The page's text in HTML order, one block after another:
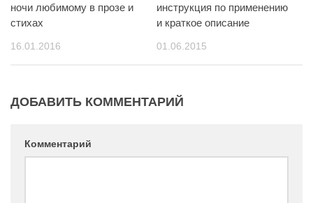
ночи любимому в прозе и
стихах
16.01.2016
инструкция по применению
и краткое описание
01.06.2015
ДОБАВИТЬ КОММЕНТАРИЙ
Комментарий